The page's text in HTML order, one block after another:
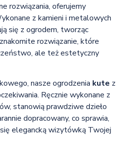
rozwiązania, oferujemy
z kamieni i metalowych
się z ogrodem, tworząc
rozwiązanie, które
ale też estetyczny
nasze ogrodzenia kute z
Ręcznie wykonane z
stanowią prawdziwe dzieło
dopracowany, co sprawia,
elegancką wizytówką Twojej